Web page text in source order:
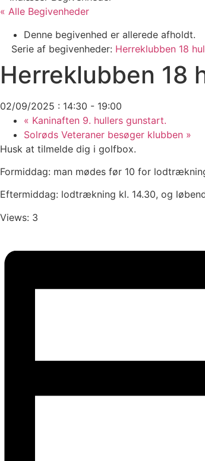
« Alle Begivenheder
Denne begivenhed er allerede afholdt.
Serie af begivenheder: Herreklubben 18
Herreklubben 18
02/09/2025 : 14:30 - 19:00
« Kaninaften 9. hullers gunstart.
Solrøds Veteraner besøger klubben »
Husk at tilmelde dig i golfbox.
Formiddag: man mødes før 10 for
Eftermiddag: lodtrækning kl. 14.30, og
Views: 3